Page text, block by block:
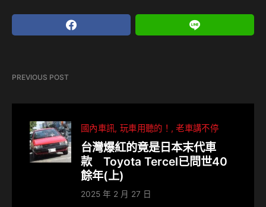
PREVIOUS POST
國內車訊 玩車用聽的！ 老車講不停
台灣爆紅的竟是日本末代車
款 Toyota Tercel已問世40
餘年(上)
2025 年 2 月 27 日